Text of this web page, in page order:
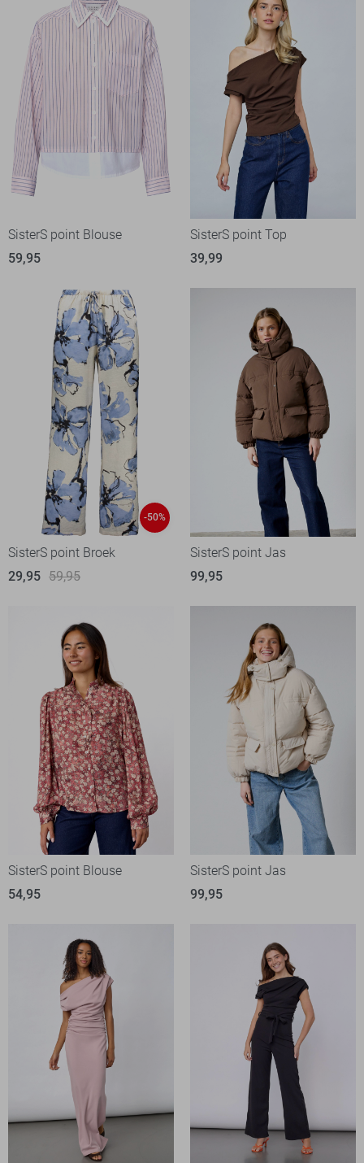
SisterS point Blouse
59,95
SisterS point Top
39,99
-50%
SisterS point Broek
29,95 59,95
SisterS point Jas
99,95
SisterS point Blouse
54,95
SisterS point Jas
99,95